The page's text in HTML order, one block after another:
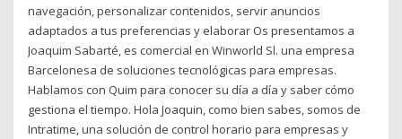
navegación, personalizar contenidos, servir anuncios
adaptados a tus preferencias y elaborar Os presentamos a
Joaquim Sabarté, es comercial en Winworld Sl. una empresa
Barcelonesa de soluciones tecnológicas para empresas.
Hablamos con Quim para conocer su día a día y saber cómo
gestiona el tiempo. Hola Joaquin, como bien sabes, somos de
Intratime, una solución de control horario para empresas y